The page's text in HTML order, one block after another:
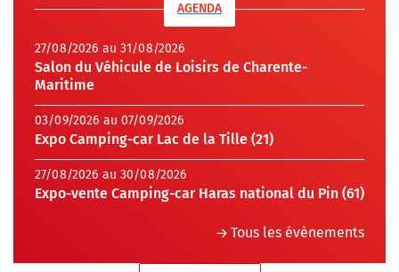
AGENDA
27/08/2026 au 31/08/2026
Salon du Véhicule de Loisirs de Charente-
Maritime
03/09/2026 au 07/09/2026
Expo Camping-car Lac de la Tille (21)
27/08/2026 au 30/08/2026
Expo-vente Camping-car Haras national du Pin (61)
Tous les évènements